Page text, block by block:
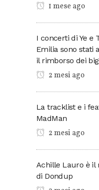
1 mese ago
I concerti di Ye e
Emilia sono stati
il rimborso dei
2 mesi ago
La tracklist e i
MadMan
2 mesi ago
Achille Lauro è il
di Dondup